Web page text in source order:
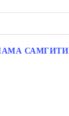
САМГИТИ